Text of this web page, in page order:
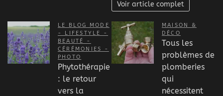
Voir article complet
LE BLOG MODE
- LIFESTYLE -
BEAUTÉ -
CÉRÉMONIES -
PHOTO
Phytothérapie
: le retour
vers la
MAISON &
DÉCO
Tous les
problèmes de
plomberies
qui
nécessitent